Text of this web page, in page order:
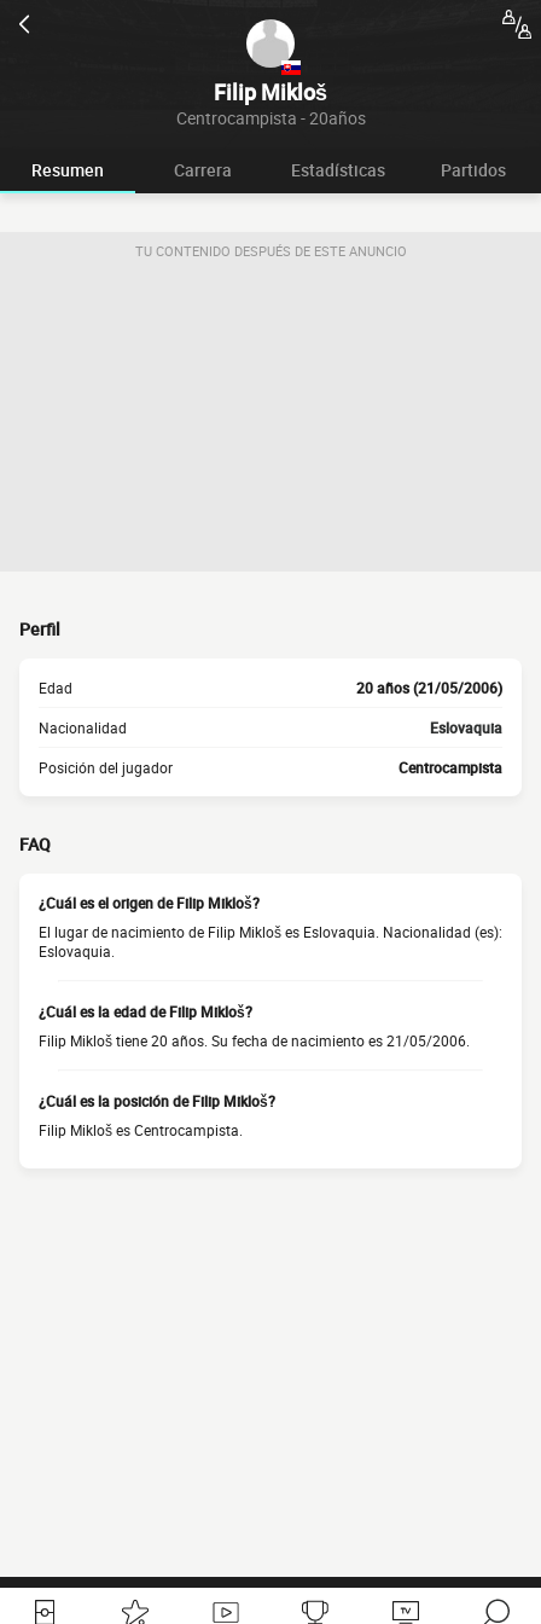
Filip Mikloš
Centrocampista - 20años
Resumen Carrera Estadísticas Partidos
TU CONTENIDO DESPUÉS DE ESTE ANUNCIO
Perfil
Edad 20 años (21/05/2006)
Nacionalidad Eslovaquia
Posición del jugador Centrocampista
FAQ
¿Cuál es el origen de Filip Mikloš?
El lugar de nacimiento de Filip Mikloš es Eslovaquia. Nacionalidad (es):
Eslovaquia.
¿Cuál es la edad de Filip Mikloš?
Filip Mikloš tiene 20 años. Su fecha de nacimiento es 21/05/2006.
¿Cuál es la posición de Filip Mikloš?
Filip Mikloš es Centrocampista.